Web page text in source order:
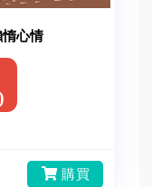
心情
購買